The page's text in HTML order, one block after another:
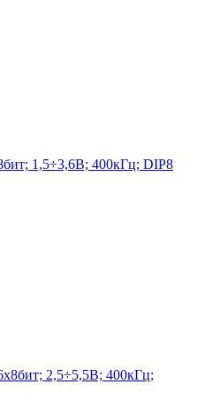
1,5÷3,6В; 400кГц; DIP8
2,5÷5,5В; 400кГц;